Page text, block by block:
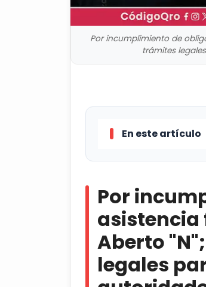
Por incumplimiento de
trámites
En este artículo
Colima
Vivir
Por
asistencia
Aberto
legales